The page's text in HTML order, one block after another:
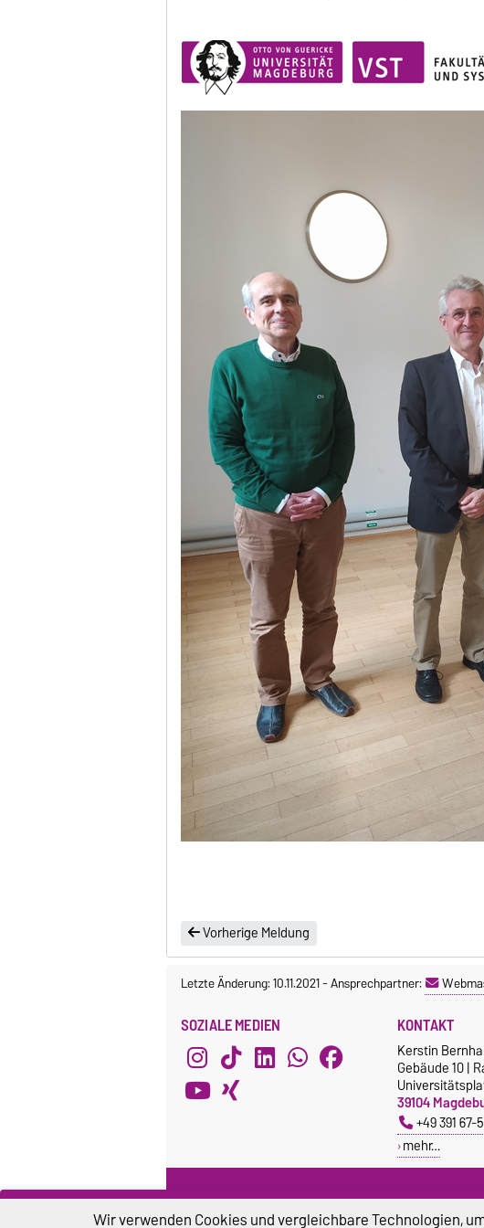
Vorherige Meldung
Letzte Änderung: 10.11.2021-Ansprechpartner:
SOZIALE MEDIEN KONTAKT
Kerstin
Gebäude 10 |
39104
+49 391
mehr…
FACHSCHAFTSRAT
Webseite
Wir verwenden Cookies und vergleichbare Technologien,